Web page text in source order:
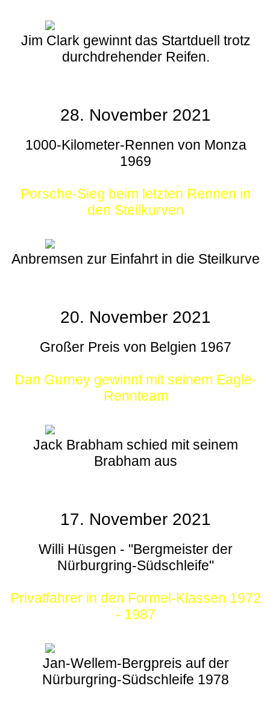
Jim Clark gewinnt das Startduell trotz
durchdrehender Reifen.
28. November 2021
1000-Kilometer-Rennen von Monza
1969
Porsche-Sieg beim letzten Rennen in
den Steilkurven
Anbremsen zur Einfahrt in die Steilkurve
20. November 2021
Großer Preis von Belgien 1967
Dan Gurney gewinnt mit seinem Eagle-
Rennteam
Jack Brabham schied mit seinem
Brabham aus
17. November 2021
Willi Hüsgen - "Bergmeister der
Nürburgring-Südschleife"
Privatfahrer in den Formel-Klassen 1972
- 1987
Jan-Wellem-Bergpreis auf der
Nürburgring-Südschleife 1978